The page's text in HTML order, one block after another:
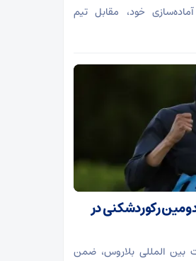
خود، مقابل تیم
رکوردشکنی در
بین المللی بلاروس، ضمن